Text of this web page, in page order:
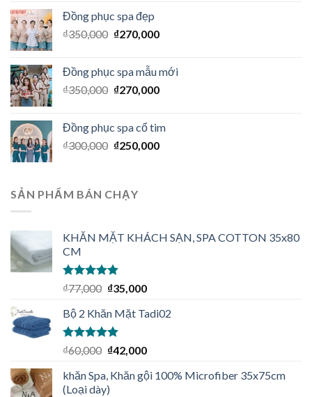
Đồng phục spa đẹp
₫350,000 ₫270,000
Đồng phục spa mẫu mới
₫350,000 ₫270,000
Đồng phục spa cổ tim
₫300,000 ₫250,000
SẢN PHẨM BÁN CHẠY
KHĂN MẶT KHÁCH SẠN, SPA COTTON 35x80
CM
Được xếp
hạng
sao
₫77,000 ₫35,000
Bộ 2 Khăn Mặt Tadi02
Được xếp
hạng
sao
₫60,000 ₫42,000
khăn Spa, Khăn gội 100% Microfiber 35x75cm
(Loại dày)